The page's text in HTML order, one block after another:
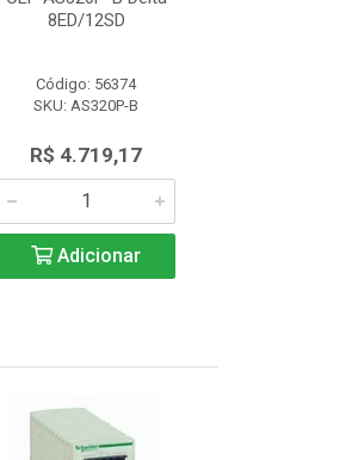
8ED/12SD
Código: 56374
SKU: AS320P-B
R$ 4.719,17
Adicionar